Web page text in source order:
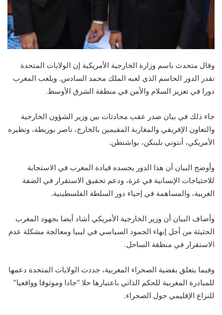
وقال متحدث باسم وزارة الخارجية الأمريكية إن الولايات المتحدة
تقدر الدور الحاسم الذي لعبه الملك محمد السادس. ويلعب المغرب
دورا في تعزيز السلام والأمن في منطقة الشرق الأوسط.
جاء ذلك في بيان صدر عقب محادثات بين وزير الشؤون الخارجية
والتعاون الإفريقي والمغاربة المقيمين بالخارج، ناصر بوريطة، ونظيره
الأمريكي، أنتوني بلينكن، بواشنطن.
وأوضح البيان أن هذا الدور يجسده قيادة المغرب في الاستجابة
للاحتياجات الإنسانية في غزة، ودعم تحقيق الاستقرار في الضفة
الغربية، والمساهمة في إحياء دور السلطة الفلسطينية.
وأضاف البيان أن وزير الخارجية الأمريكي أشاد أيضا بجهود المغرب
الحثيثة من أجل إنهاء الجمود السياسي في ليبيا ومعالجة مشكلة عدم
الاستقرار في منطقة الساحل.
وفيما يتعلق بقضية الصحراء المغربية، جددت الولايات المتحدة دعمها
للمبادرة المغربية للحكم الذاتي باعتبارها حلا “جادا وموثوقا وواقعيا”
للنزاع الإقليمي حول الصحراء.